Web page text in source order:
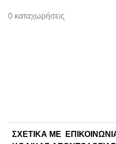
0 καταχωρήσεις
ΣΧΕΤΙΚΑ ΜΕ